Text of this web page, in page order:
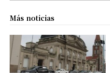
Más noticias